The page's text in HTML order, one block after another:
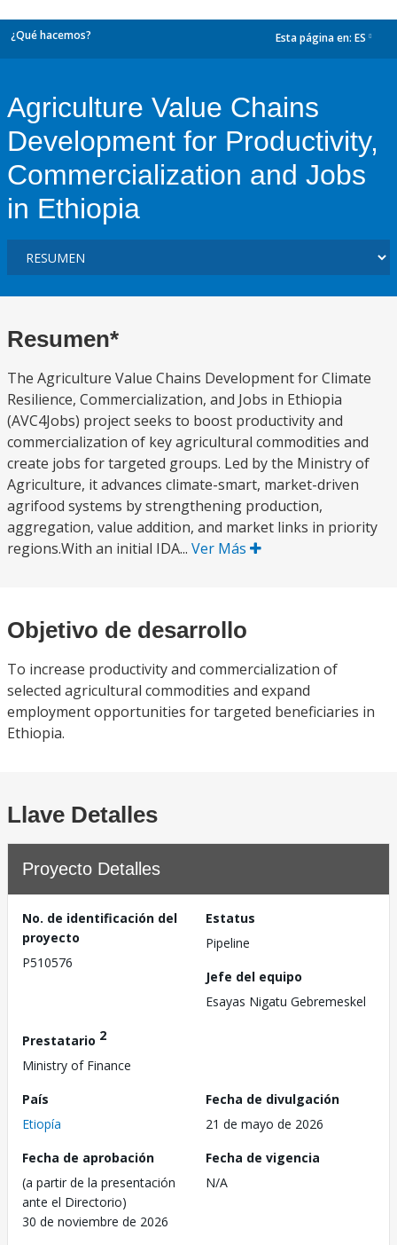
¿Qué hacemos? Esta página en: ES
Agriculture Value Chains
Development for Productivity,
Commercialization and Jobs
in Ethiopia
Resumen*
The Agriculture Value Chains Development for Climate
Resilience, Commercialization, and Jobs in Ethiopia
(AVC4Jobs) project seeks to boost productivity and
commercialization of key agricultural commodities and
create jobs for targeted groups. Led by the Ministry of
Agriculture, it advances climate-smart, market-driven
agrifood systems by strengthening production,
aggregation, value addition, and market links in priority
regions.With an initial IDA... Ver Más
Objetivo de desarrollo
To increase productivity and commercialization of
selected agricultural commodities and expand
employment opportunities for targeted beneficiaries in
Ethiopia.
Llave Detalles
Proyecto Detalles
No. de identificación del
proyecto
P510576
Estatus
Pipeline
Jefe del equipo
Esayas Nigatu Gebremeskel
Prestatario 2
Ministry of Finance
País
Etiopía
Fecha de divulgación
21 de mayo de 2026
Fecha de aprobación
(a partir de la presentación
ante el Directorio)
30 de noviembre de 2026
Fecha de vigencia
N/A